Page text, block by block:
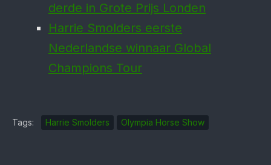
derde in Grote Prijs Londen
Harrie Smolders eerste
Nederlandse winnaar Global
Champions Tour
Tags: Harrie Smolders Olympia Horse Show